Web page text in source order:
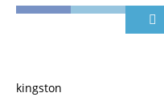
kingston